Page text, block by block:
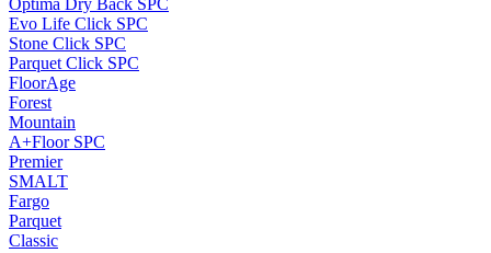
Optima Dry Back SPC
Evo Life Click SPC
Stone Click SPC
Parquet Click SPC
FloorAge
Forest
Mountain
A+Floor SPC
Premier
SMALT
Fargo
Parquet
Classic